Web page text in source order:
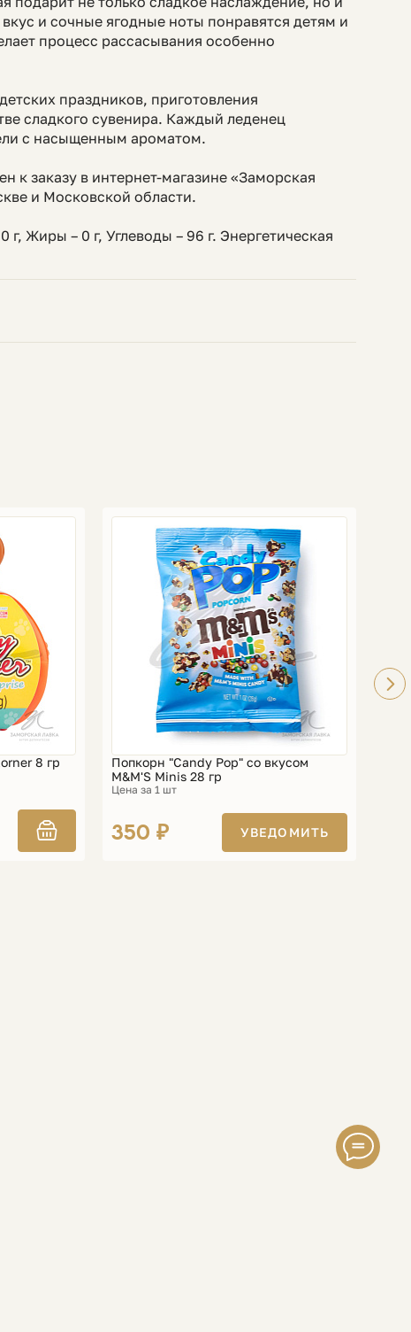
и сочные ягодные ноты понравятся детям и
процесс рассасывания особенно
праздников, приготовления
сладкого сувенира. Каждый леденец
с насыщенным ароматом.
к заказу в интернет-магазине «Заморская
и Московской области.
г, Жиры – 0 г, Углеводы – 96 г. Энергетическая
8 гр
Попкорн "Candy Pop" со вкусом
M&M'S Minis 28 гр
Цена за 1 шт
350 ₽ УВЕДОМИТЬ